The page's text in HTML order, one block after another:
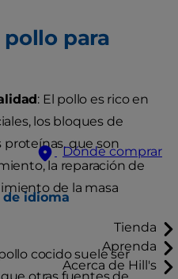
Dónde comprar
de idioma
Tienda
Aprenda
Acerca de Hill's
pollo para
: El pollo es rico en
los bloques de
que son
la reparación de
de la masa
cocido suele ser